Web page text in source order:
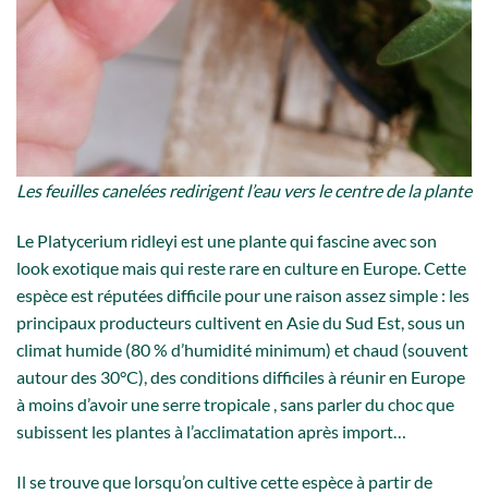
Les feuilles canelées redirigent l’eau vers le centre de la plante
Le Platycerium ridleyi est une plante qui fascine avec son
look exotique mais qui reste rare en culture en Europe. Cette
espèce est réputées difficile pour une raison assez simple : les
principaux producteurs cultivent en Asie du Sud Est, sous un
climat humide (80 % d’humidité minimum) et chaud (souvent
autour des 30°C), des conditions difficiles à réunir en Europe
à moins d’avoir une serre tropicale , sans parler du choc que
subissent les plantes à l’acclimatation après import…
Il se trouve que lorsqu’on cultive cette espèce à partir de